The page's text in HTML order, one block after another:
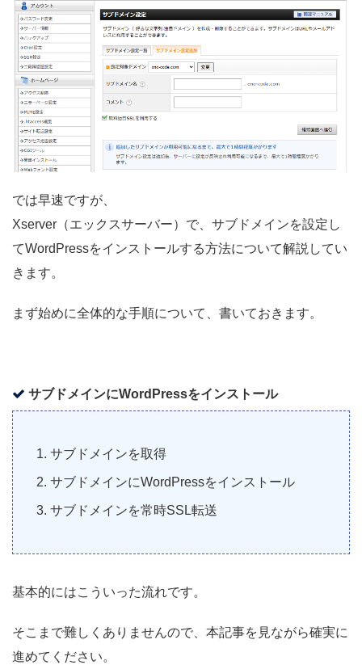
では早速ですが、
Xserver（エックスサーバー）で、サブドメインを設定し
てWordPressをインストールする方法について解説してい
きます。
まず始めに全体的な手順について、書いておきます。
サブドメインにWordPressをインストール
サブドメインを取得
サブドメインにWordPressをインストール
サブドメインを常時SSL転送
基本的にはこういった流れです。
そこまで難しくありませんので、本記事を見ながら確実に
進めてください。